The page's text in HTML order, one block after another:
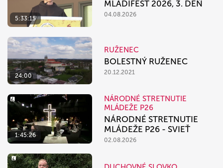
5:33:15
MLADIFEST 2026, 3. DEŇ
04.08.2026
24:00
RUŽENEC
BOLESTNÝ RUŽENEC
20.12.2021
1:45:26
NÁRODNÉ STRETNUTIE
MLÁDEŽE P26
NÁRODNÉ STRETNUTIE
MLÁDEŽE P26 - SVIEŤ
02.08.2026